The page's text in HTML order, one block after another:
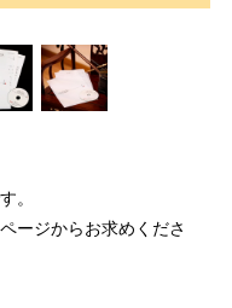
。
ージからお求めくださ